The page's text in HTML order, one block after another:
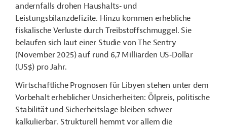
andernfalls drohen Haushalts‑ und
Leistungsbilanzdefizite. Hinzu kommen erhebliche
fiskalische Verluste durch Treibstoffschmuggel. Sie
belaufen sich laut einer Studie von The Sentry
(November 2025) auf rund 6,7 Milliarden US‑Dollar
(US$) pro Jahr.
Wirtschaftliche Prognosen für Libyen stehen unter dem
Vorbehalt erheblicher Unsicherheiten: Ölpreis, politische
Stabilität und Sicherheitslage bleiben schwer
kalkulierbar. Strukturell hemmt vor allem die